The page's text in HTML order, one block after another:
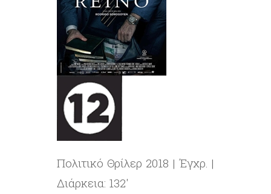
Πολιτικό Θρίλερ 2018 | Έγχρ. |
Διάρκεια: 132′